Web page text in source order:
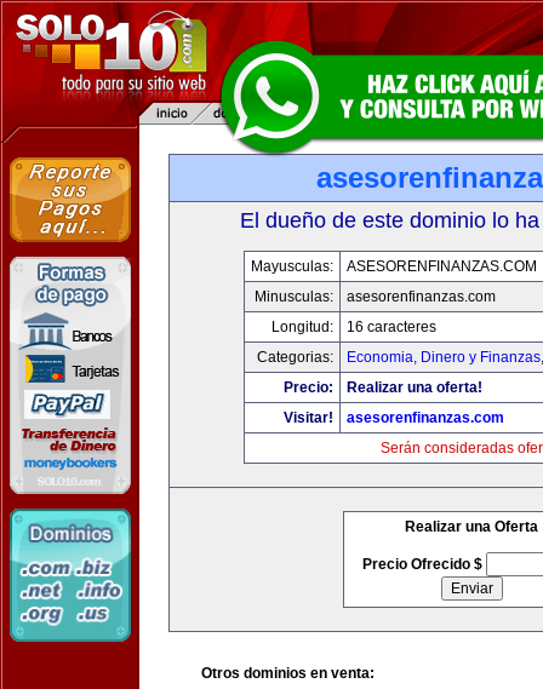
El dueño de este dominio lo
Mayusculas:
ASESORENFINANZAS.COM
Minusculas:
asesorenfinanzas.com
Longitud:
16 caracteres
Categorias:
Economia, Dinero y Finanzas
Precio:
Realizar una oferta!
Visitar!
asesorenfinanzas.com
Serán consideradas
Realizar una Oferta
Precio Ofrecido $
Otros dominios en venta: